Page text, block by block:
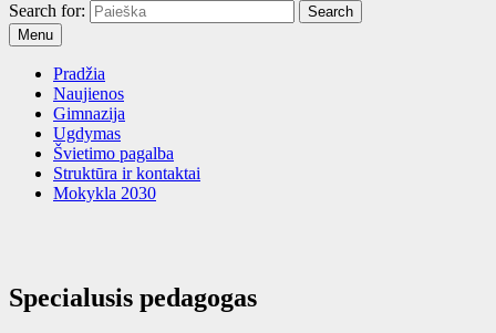
Search for:
Menu
Pradžia
Naujienos
Gimnazija
Ugdymas
Švietimo pagalba
Struktūra ir kontaktai
Mokykla 2030
Specialusis pedagogas